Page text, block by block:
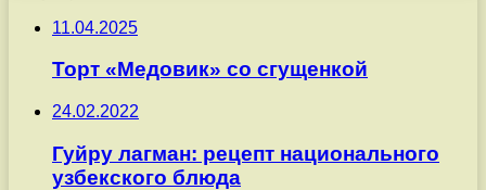
11.04.2025
Торт «Медовик» со сгущенкой
24.02.2022
Гуйру лагман: рецепт национального
узбекского блюда